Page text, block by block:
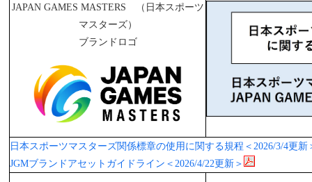
JAPAN GAMES MASTERS （日本スポーツ
マスターズ）
ブランドロゴ
日本スポーツマスターズ関係標章の使用に関する規程＜2026/3/4更新
JGMブランドアセットガイドライン＜2026/4/22更新＞